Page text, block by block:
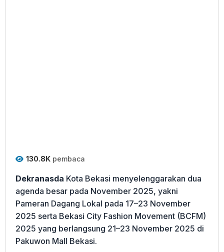
130.8K pembaca
Dekranasda Kota Bekasi menyelenggarakan dua
agenda besar pada November 2025, yakni
Pameran Dagang Lokal pada 17–23 November
2025 serta Bekasi City Fashion Movement (BCFM)
2025 yang berlangsung 21–23 November 2025 di
Pakuwon Mall Bekasi.